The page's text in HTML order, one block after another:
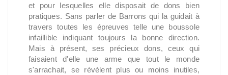
et pour lesquelles elle disposait de dons bien
pratiques. Sans parler de Barrons qui la guidait à
travers toutes les épreuves telle une boussole
infaillible indiquant toujours la bonne direction.
Mais à présent, ses précieux dons, ceux qui
faisaient d'elle une arme que tout le monde
s'arrachait, se révèlent plus ou moins inutiles,